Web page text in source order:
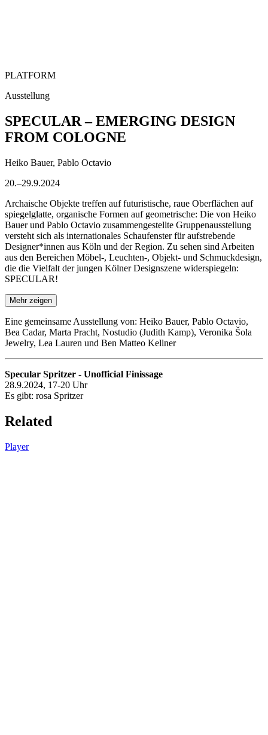
PLATFORM
Ausstellung
SPECULAR – EMERGING DESIGN
FROM COLOGNE
Heiko Bauer, Pablo Octavio
20.–29.9.2024
Archaische Objekte treffen auf futuristische, raue Oberflächen auf
spiegelglatte, organische Formen auf geometrische: Die von Heiko
Bauer und Pablo Octavio zusammengestellte Gruppenausstellung
versteht sich als internationales Schaufenster für aufstrebende
Designer*innen aus Köln und der Region. Zu sehen sind Arbeiten
aus den Bereichen Möbel-, Leuchten-, Objekt- und Schmuckdesign,
die die Vielfalt der jungen Kölner Designszene widerspiegeln:
SPECULAR!
Mehr zeigen
Eine gemeinsame Ausstellung von: Heiko Bauer, Pablo Octavio,
Bea Cadar, Marta Pracht, Nostudio (Judith Kamp), Veronika Šola
Jewelry, Lea Lauren und Ben Matteo Kellner
Specular Spritzer - Unofficial Finissage
28.9.2024, 17-20 Uhr
Es gibt: rosa Spritzer
Related
Player